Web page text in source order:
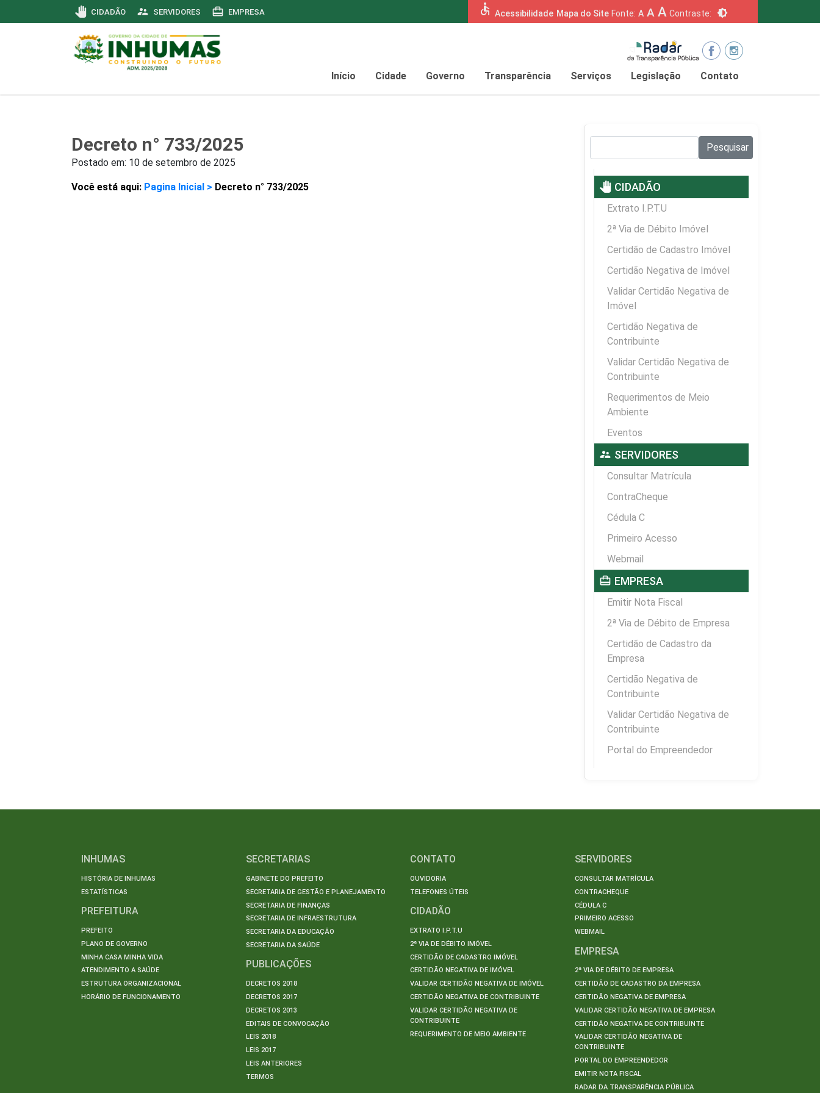
pan_tool CIDADÃO supervisor_account SERVIDORES card_travel EMPRESA accessible Acessibilidade Mapa do Site Fonte: A A A Contraste: brightness_6
Início Cidade Governo Transparência Serviços Legislação Contato
Decreto n° 733/2025
Postado em: 10 de setembro de 2025
Você está aqui: Pagina Inicial > Decreto n° 733/2025
Pesquisar
pan_tool CIDADÃO
Extrato I.P.T.U
2ª Via de Débito Imóvel
Certidão de Cadastro Imóvel
Certidão Negativa de Imóvel
Validar Certidão Negativa de
Imóvel
Certidão Negativa de
Contribuinte
Validar Certidão Negativa de
Contribuinte
Requerimentos de Meio
Ambiente
Eventos
supervisor_account SERVIDORES
Consultar Matrícula
ContraCheque
Cédula C
Primeiro Acesso
Webmail
card_travel EMPRESA
Emitir Nota Fiscal
2ª Via de Débito de Empresa
Certidão de Cadastro da
Empresa
Certidão Negativa de
Contribuinte
Validar Certidão Negativa de
Contribuinte
Portal do Empreendedor
INHUMAS
HISTÓRIA DE INHUMAS
ESTATÍSTICAS
PREFEITURA
PREFEITO
PLANO DE GOVERNO
MINHA CASA MINHA VIDA
ATENDIMENTO A SAÚDE
ESTRUTURA ORGANIZACIONAL
HORÁRIO DE FUNCIONAMENTO
SECRETARIAS
GABINETE DO PREFEITO
SECRETARIA DE GESTÃO E PLANEJAMENTO
SECRETARIA DE FINANÇAS
SECRETARIA DE INFRAESTRUTURA
SECRETARIA DA EDUCAÇÃO
SECRETARIA DA SAÚDE
PUBLICAÇÕES
DECRETOS 2018
DECRETOS 2017
DECRETOS 2013
EDITAIS DE CONVOCAÇÃO
LEIS 2018
LEIS 2017
LEIS ANTERIORES
TERMOS
CONTATO
OUVIDORIA
TELEFONES ÚTEIS
CIDADÃO
EXTRATO I.P.T.U
2ª VIA DE DÉBITO IMÓVEL
CERTIDÃO DE CADASTRO IMÓVEL
CERTIDÃO NEGATIVA DE IMÓVEL
VALIDAR CERTIDÃO NEGATIVA DE IMÓVEL
CERTIDÃO NEGATIVA DE CONTRIBUINTE
VALIDAR CERTIDÃO NEGATIVA DE
CONTRIBUINTE
REQUERIMENTO DE MEIO AMBIENTE
SERVIDORES
CONSULTAR MATRÍCULA
CONTRACHEQUE
CÉDULA C
PRIMEIRO ACESSO
WEBMAIL
EMPRESA
2ª VIA DE DÉBITO DE EMPRESA
CERTIDÃO DE CADASTRO DA EMPRESA
CERTIDÃO NEGATIVA DE EMPRESA
VALIDAR CERTIDÃO NEGATIVA DE EMPRESA
CERTIDÃO NEGATIVA DE CONTRIBUINTE
VALIDAR CERTIDÃO NEGATIVA DE
CONTRIBUINTE
PORTAL DO EMPREENDEDOR
EMITIR NOTA FISCAL
RADAR DA TRANSPARÊNCIA PÚBLICA